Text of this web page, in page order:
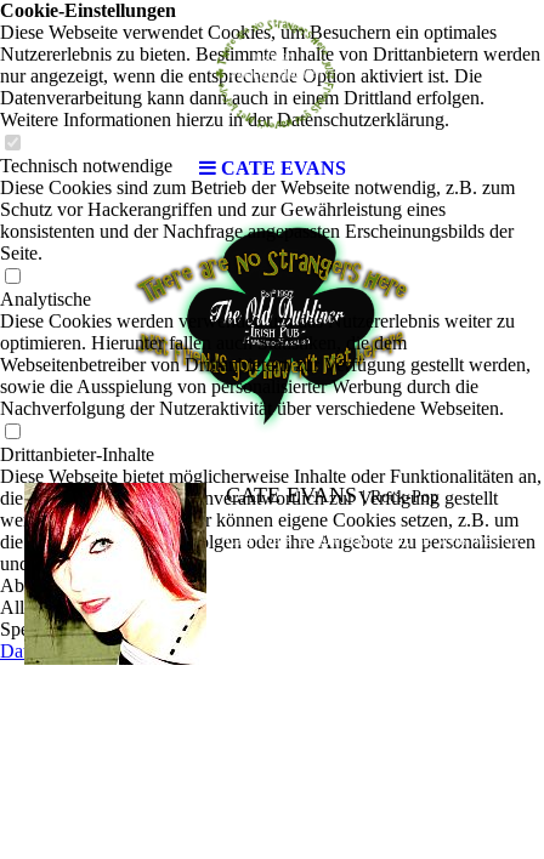
CATE EVANS
CATE EVANS|Rock-Pop
Cate Evens ist eine Künstlerin, die weiß, was sie
Cookie-Einstellungen
Diese Webseite verwendet Cookies, um Besuchern ein optimales
Nutzererlebnis zu bieten. Bestimmte Inhalte von Drittanbietern werden
nur angezeigt, wenn die entsprechende Option aktiviert ist. Die
Datenverarbeitung kann dann auch in einem Drittland erfolgen.
Weitere Informationen hierzu in der Datenschutzerklärung.
Technisch notwendige
Diese Cookies sind zum Betrieb der Webseite notwendig, z.B. zum
Schutz vor Hackerangriffen und zur Gewährleistung eines
konsistenten und der Nachfrage angepassten Erscheinungsbilds der
Seite.
Analytische
Diese Cookies werden verwendet, um das Nutzererlebnis weiter zu
optimieren. Hierunter fallen auch Statistiken, die dem
Webseitenbetreiber von Drittanbietern zur Verfügung gestellt werden,
sowie die Ausspielung von personalisierter Werbung durch die
Nachverfolgung der Nutzeraktivität über verschiedene Webseiten.
Drittanbieter-Inhalte
Diese Webseite bietet möglicherweise Inhalte oder Funktionalitäten an,
die von Drittanbietern eigenverantwortlich zur Verfügung gestellt
werden. Diese Drittanbieter können eigene Cookies setzen, z.B. um
die Nutzeraktivität zu verfolgen oder ihre Angebote zu personalisieren
und zu optimieren.
Ablehnen
Alle akzeptieren
Speichern
Datenschutz